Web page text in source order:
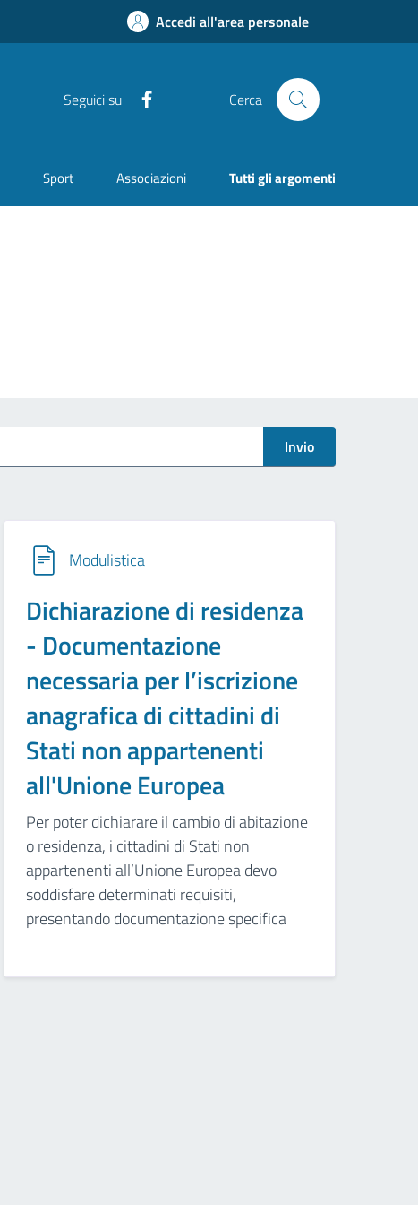
Accedi all'area personale
Seguici su Cerca
Sport Associazioni Tutti gli argomenti
Invio
Modulistica
Dichiarazione di residenza
- Documentazione
necessaria per l’iscrizione
anagrafica di cittadini di
Stati non appartenenti
all'Unione Europea
Per poter dichiarare il cambio di abitazione
o residenza, i cittadini di Stati non
appartenenti all’Unione Europea devo
soddisfare determinati requisiti,
presentando documentazione specifica